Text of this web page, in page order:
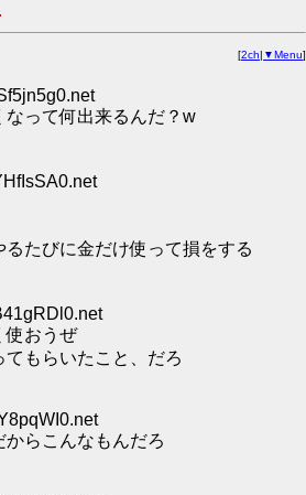
[2ch| ▼Menu]
なって何出来るんだ？w
るたびに金だけ使って損をする
使おうぜ
もらいたこと、だろ
からこんなもんだろ